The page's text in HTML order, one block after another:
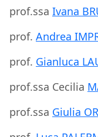
prof.ssa Ivana
prof. Andrea
prof. Gianluca
prof.ssa Cecilia
prof.ssa Giulia